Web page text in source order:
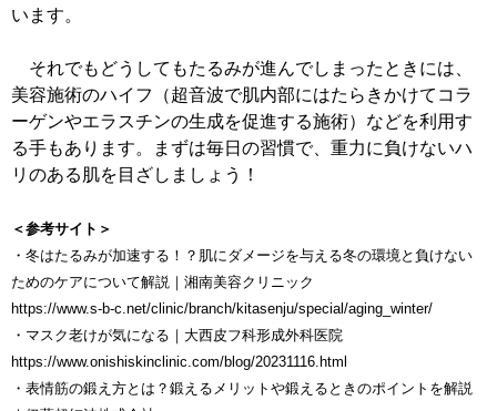
います。
それでもどうしてもたるみが進んでしまったときには、
美容施術のハイフ（超音波で肌内部にはたらきかけてコラ
ーゲンやエラスチンの生成を促進する施術）などを利用す
る手もあります。まずは毎日の習慣で、重力に負けないハ
リのある肌を目ざしましょう！
＜参考サイト＞
・冬はたるみが加速する！？肌にダメージを与える冬の環境と負けない
ためのケアについて解説｜湘南美容クリニック
https://www.s-b-c.net/clinic/branch/kitasenju/special/aging_winter/
・マスク老けが気になる｜大西皮フ科形成外科医院
https://www.onishiskinclinic.com/blog/20231116.html
・表情筋の鍛え方とは？鍛えるメリットや鍛えるときのポイントを解説